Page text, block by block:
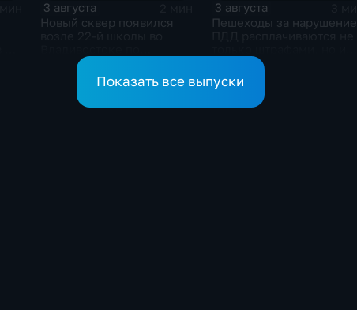
3 августа
Новый сквер появился
программе "Молодежный
3 августа
Пешеходы за нарушение
Показать все выпуски